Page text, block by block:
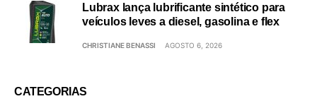
Lubrax lança lubrificante sintético para
veículos leves a diesel, gasolina e flex
CHRISTIANE BENASSI AGOSTO 6, 2026
CATEGORIAS